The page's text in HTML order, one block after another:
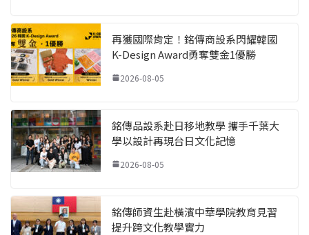
再獲國際肯定！銘傳商設系閃耀韓國
K-Design Award勇奪雙金1優勝
2026-08-05
銘傳品設系赴日移地教學 攜手千葉大
學以設計再現台日文化記憶
2026-08-05
銘傳師資生赴橫濱中華學院教育見習
提升跨文化教學實力